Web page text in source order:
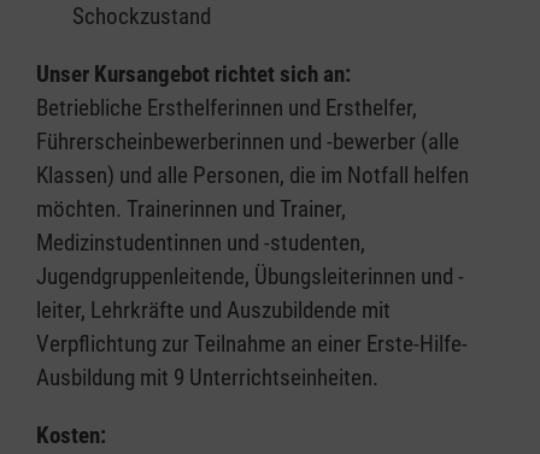
Schockzustand
Unser Kursangebot richtet sich an:
Betriebliche Ersthelferinnen und Ersthelfer,
Führerscheinbewerberinnen und -bewerber (alle
Klassen) und alle Personen, die im Notfall helfen
möchten. Trainerinnen und Trainer,
Medizinstudentinnen und -studenten,
Jugendgruppenleitende, Übungsleiterinnen und -
leiter, Lehrkräfte und Auszubildende mit
Verpflichtung zur Teilnahme an einer Erste-Hilfe-
Ausbildung mit 9 Unterrichtseinheiten.
Kosten: